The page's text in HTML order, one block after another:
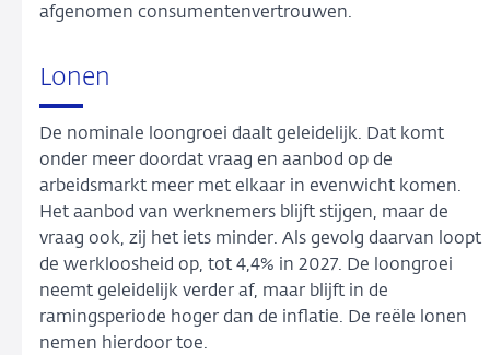
afgenomen consumentenvertrouwen.
Lonen
De nominale loongroei daalt geleidelijk. Dat komt
onder meer doordat vraag en aanbod op de
arbeidsmarkt meer met elkaar in evenwicht komen.
Het aanbod van werknemers blijft stijgen, maar de
vraag ook, zij het iets minder. Als gevolg daarvan loopt
de werkloosheid op, tot 4,4% in 2027. De loongroei
neemt geleidelijk verder af, maar blijft in de
ramingsperiode hoger dan de inflatie. De reële lonen
nemen hierdoor toe.